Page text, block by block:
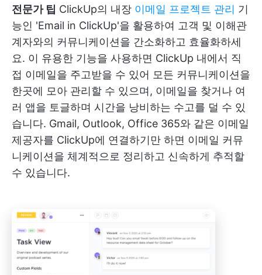
전문가 팁 ClickUp의 내장 이메일 프로젝트 관리 기
능인 'Email in ClickUp'을 활용하여 고객 및 이해관
계자와의 커뮤니케이션을 간소화하고 효율화하세
요. 이 유용한 기능을 사용하면 ClickUp 내에서 직
접 이메일을 주고받을 수 있어 모든 커뮤니케이션을
한곳에 모아 관리할 수 있으며, 이메일을 찾거나 여
러 앱을 토글하며 시간을 낭비하는 수고를 덜 수 있
습니다. Gmail, Outlook, Office 365와 같은 이메일
제공자를 ClickUp에 연결하기만 하면 이메일 커뮤
니케이션을 체계적으로 정리하고 신속하게 추적할
수 있습니다.